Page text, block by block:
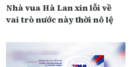
Nhà vua Hà Lan xin lỗi về
vai trò nước này thời nô lệ